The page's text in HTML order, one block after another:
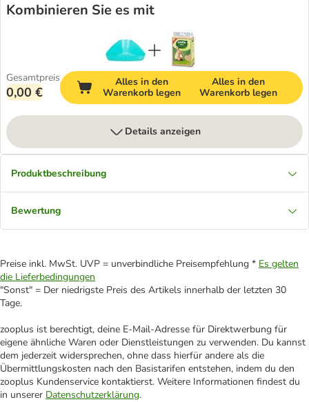
Kombinieren Sie es mit
Gesamtpreis
0,00 €
Alles in den
Warenkorb legen
Alles in den
Warenkorb legen
Details anzeigen
Produktbeschreibung
Bewertung
Preise inkl. MwSt. UVP = unverbindliche Preisempfehlung * Es gelten
die Lieferbedingungen
"Sonst" = Der niedrigste Preis des Artikels innerhalb der letzten 30
Tage.
zooplus ist berechtigt, deine E-Mail-Adresse für Direktwerbung für
eigene ähnliche Waren oder Dienstleistungen zu verwenden. Du kannst
dem jederzeit widersprechen, ohne dass hierfür andere als die
Übermittlungskosten nach den Basistarifen entstehen, indem du den
zooplus Kundenservice kontaktierst. Weitere Informationen findest du
in unserer Datenschutzerklärung.